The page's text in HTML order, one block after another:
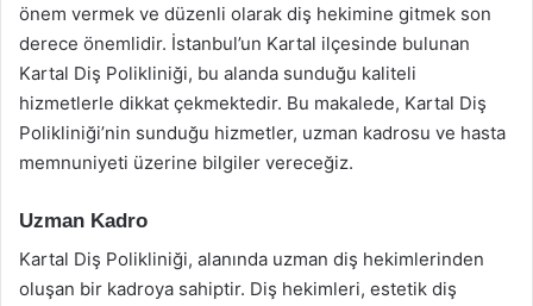
önem vermek ve düzenli olarak diş hekimine gitmek son
derece önemlidir. İstanbul’un Kartal ilçesinde bulunan
Kartal Diş Polikliniği, bu alanda sunduğu kaliteli
hizmetlerle dikkat çekmektedir. Bu makalede, Kartal Diş
Polikliniği’nin sunduğu hizmetler, uzman kadrosu ve hasta
memnuniyeti üzerine bilgiler vereceğiz.
Uzman Kadro
Kartal Diş Polikliniği, alanında uzman diş hekimlerinden
oluşan bir kadroya sahiptir. Diş hekimleri, estetik diş